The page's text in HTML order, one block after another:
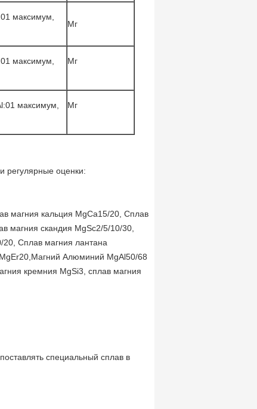
максимум,
Мг
максимум,
Мг
максимум,
Мг
регулярные оценки:
магния кальция MgCa15/20, Сплав
магния скандия MgSc2/5/10/30,
Сплав магния лантана
Алюминий MgAl50/68
кремния MgSi3, сплав магния
специальный сплав в